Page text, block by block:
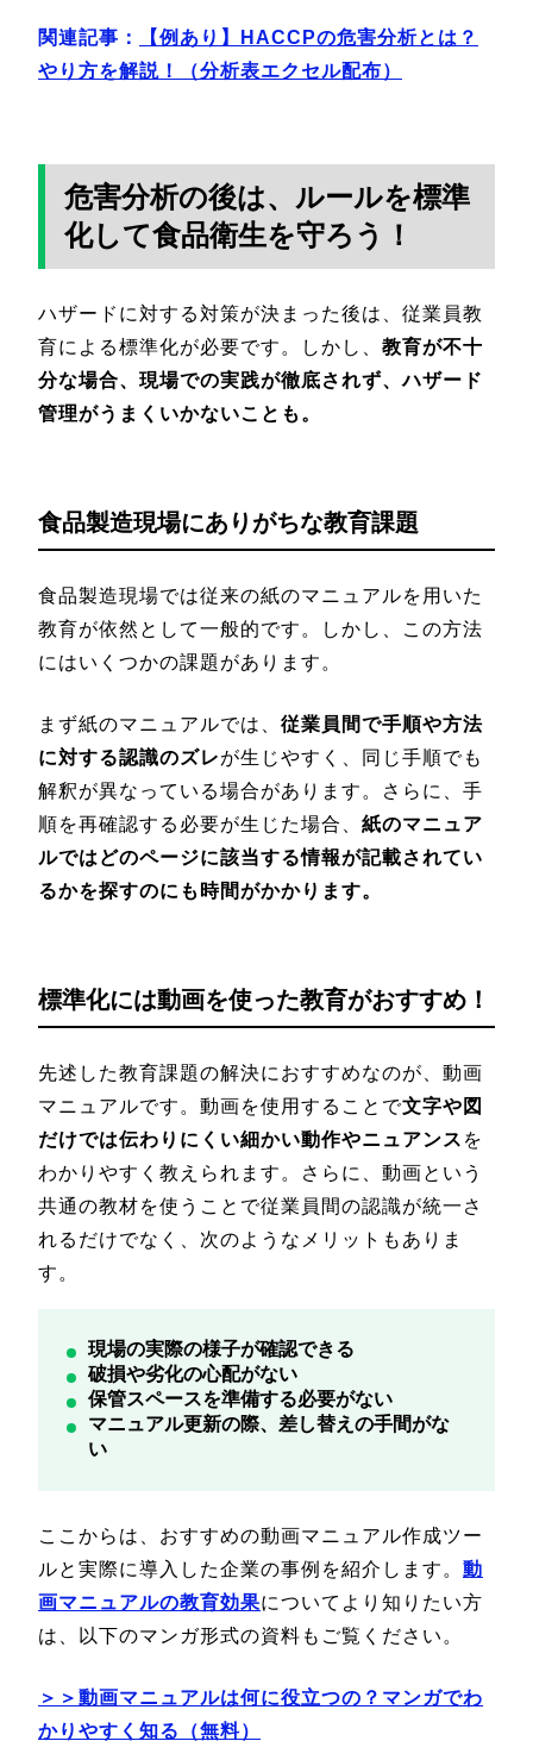
関連記事：
【例あり】HACCPの危害分析とは？
やり方を解説！（分析表エクセル配布）
危害分析の後は、ルールを標準
化して食品衛生を守ろう！
ハザードに対する対策が決まった後は、従業員教
育による標準化が必要です。しかし、 教育が不十
分な場合、現場での実践が徹底されず、ハザード
管理がうまくいかないことも。
食品製造現場にありがちな教育課題
食品製造現場では従来の紙のマニュアルを用いた
教育が依然として一般的です。しかし、この方法
にはいくつかの課題があります。
まず紙のマニュアルでは、 従業員間で手順や方法
に対する認識のズレが生じやすく、同じ手順でも
解釈が異なっている場合があります。さらに、手
順を再確認する必要が生じた場合、 紙のマニュア
ルではどのページに該当する情報が記載されてい
るかを探すのにも時間がかかります。
標準化には動画を使った教育がおすすめ！
先述した教育課題の解決におすすめなのが、動画
マニュアルです。動画を使用することで文字や図
だけでは伝わりにくい細かい動作やニュアンス を
わかりやすく教えられます。さらに、動画という
共通の教材を使うことで従業員間の認識が統一さ
れるだけでなく、次のようなメリットもありま
す。
現場の実際の様子が確認できる
破損や劣化の心配がない
保管スペースを準備する必要がない
マニュアル更新の際、差し替えの手間がな
い
ここからは、おすすめの動画マニュアル作成ツー
ルと実際に導入した企業の事例を紹介します。 動
画マニュアルの教育効果についてより知りたい方
は、以下のマンガ形式の資料もご覧ください。
＞＞動画マニュアルは何に役立つの？マンガでわ
かりやすく知る（無料）